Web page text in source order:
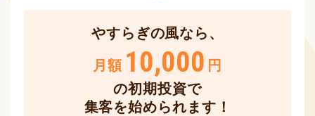
やすらぎの風なら、
月額 10,000 円
の初期投資で
集客を始められます！